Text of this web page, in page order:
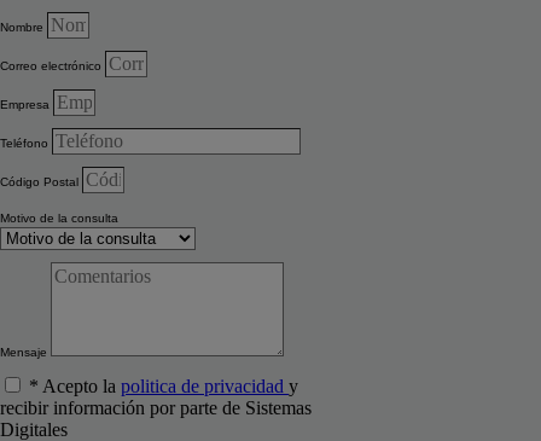
Nombre
Correo electrónico
Empresa
Teléfono
Código Postal
Motivo de la consulta
Mensaje
* Acepto la politica de privacidad y
recibir información por parte de Sistemas
Digitales